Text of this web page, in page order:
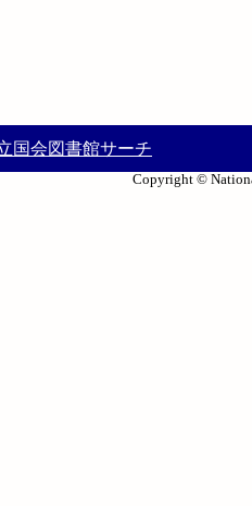
国会図書館サーチ
Copyright ©